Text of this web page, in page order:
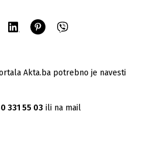
Akta.ba potrebno je navesti
331 55 03 ili na mail